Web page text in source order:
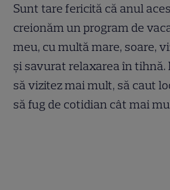
Sunt tare fericită că anul
creionăm un program de
meu, cu multă mare, soare,
și savurat relaxarea în
să vizitez mai mult, să caut
să fug de cotidian cât mai